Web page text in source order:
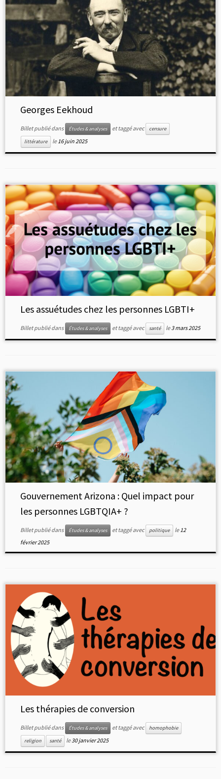
Georges Eekhoud
Billet publié dans Études & analyses et taggé avec
censure
littérature
le 16 juin 2025
Les assuétudes chez les personnes LGBTI+
Billet publié dans Études & analyses et taggé avec santé le3 mars 2025
Gouvernement Arizona : Quel impact pour
les personnes LGBTQIA+ ?
Billet publié dans Études & analyses et taggé avec politique le 12
février 2025
Les thérapies de conversion
Billet publié dans Études & analyses et taggé avec
homophobie
religion
santé le30 janvier 2025